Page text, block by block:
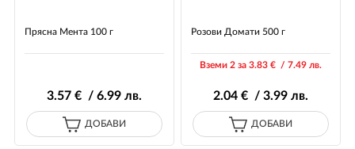
Прясна Мента 100 г
3.57€ / 6.99лв.
ДОБАВИ
Розови Домати 500 г
Вземи 2 за 3.83 € / 7.49 лв.
2.04 € / 3.99 лв.
ДОБАВИ